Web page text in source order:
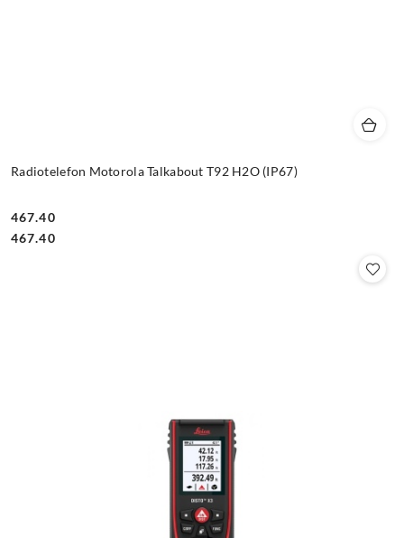
Radiotelefon Motorola Talkabout T92 H2O (IP67)
Cena:
467.40
Cena:
467.40